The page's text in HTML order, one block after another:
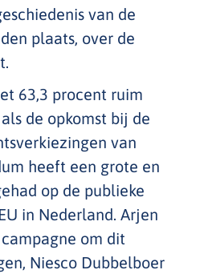
van de
plaats, over de
63,3 procent ruim
de opkomst bij de
van
heeft een grote en
op de publieke
in Nederland. Arjen
om dit
Niesco Dubbelboer